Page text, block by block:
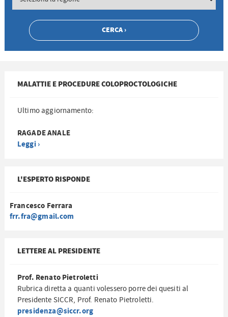
MALATTIE E PROCEDURE COLOPROCTOLOGICHE
Ultimo aggiornamento:
RAGADE ANALE
Leggi ›
L'ESPERTO RISPONDE
Francesco Ferrara
frr.fra@gmail.com
LETTERE AL PRESIDENTE
Prof. Renato Pietroletti
Rubrica diretta a quanti volessero porre dei quesiti al
Presidente SICCR, Prof. Renato Pietroletti.
presidenza@siccr.org